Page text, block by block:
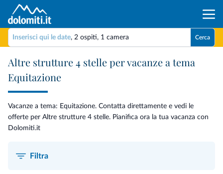
Inserisci qui le date, 2 ospiti, 1 camera Cerca
Altre strutture 4 stelle per vacanze a tema
Equitazione
Vacanze a tema: Equitazione. Contatta direttamente e vedi le
offerte per Altre strutture 4 stelle. Pianifica ora la tua vacanza con
Dolomiti.it
Filtra